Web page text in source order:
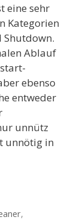
eine sehr
Kategorien
Ablauf
ebenso
entweder
unnütz
unnötig in
,